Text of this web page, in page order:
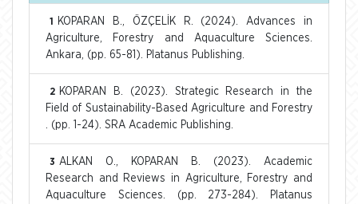
1
KOPARAN B., ÖZÇELİK R. (2024). Advances in
Agriculture, Forestry and Aquaculture Sciences.
Ankara, (pp. 65-81). Platanus Publishing.
2 KOPARAN B. (2023). Strategic Research in the
Field of Sustainability-Based Agriculture and Forestry
. (pp. 1-24). SRA Academic Publishing.
3 ALKAN O., KOPARAN B. (2023). Academic
Research and Reviews in Agriculture, Forestry and
Aquaculture Sciences. (pp. 273-284). Platanus